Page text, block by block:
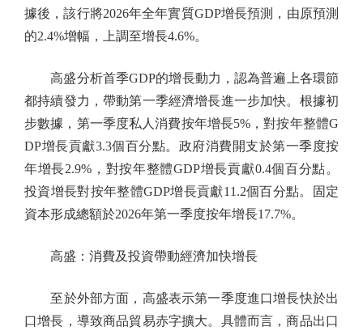
據後，該行將2026年全年實質GDP增長預測，由原預測
的2.4%增幅，上調至增長4.6%。
高盛分析首季GDP的增長動力，認為普遍上各環節
都持續發力，帶動第一季經濟增長進一步加快。根據初
步數據，第一季度私人消費按年增長5%，對按年整體G
DP增長貢獻3.3個百分點。政府消費開支於第一季度按
年增長2.9%，對按年整體GDP增長貢獻0.4個百分點。
投資增長對按年整體GDP增長貢獻11.2個百分點。固定
資本形成總額於2026年第一季度按年增長17.7%。
高盛：消費及投資帶動經濟加快增長
至於外部方面，高盛表示第一季度進口增長快於出
口增長，導致商品貿易赤字擴大。具體而言，商品出口